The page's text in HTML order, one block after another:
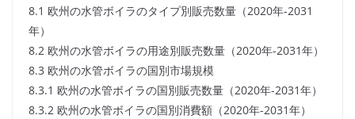
8.1 欧州の水管ボイラのタイプ別販売数量（2020年-2031
年）
8.2 欧州の水管ボイラの用途別販売数量（2020年-2031年）
8.3 欧州の水管ボイラの国別市場規模
8.3.1 欧州の水管ボイラの国別販売数量（2020年-2031年）
8.3.2 欧州の水管ボイラの国別消費額（2020年-2031年）